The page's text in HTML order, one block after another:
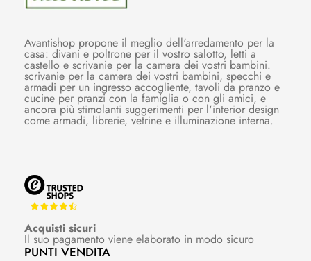
Avantishop propone il meglio dell'arredamento per la
casa: divani e poltrone per il vostro salotto, letti a
castello e scrivanie per la camera dei vostri bambini.
scrivanie per la camera dei vostri bambini, specchi e
armadi per un ingresso accogliente, tavoli da pranzo e
cucine per pranzi con la famiglia o con gli amici, e
ancora più stimolanti suggerimenti per l'interior design
come armadi, librerie, vetrine e illuminazione interna.
Acquisti sicuri
Il suo pagamento viene elaborato in modo sicuro
PUNTI VENDITA